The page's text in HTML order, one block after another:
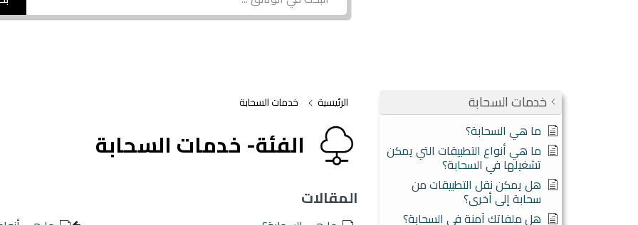
خدمات السحابة
ما هي السحابة؟
ما هي أنواع التطبيقات التي يمكن
تشغيلها في السحابة؟
هل يمكن نقل التطبيقات من
سحابة إلى أخرى؟
هل ملفاتك آمنة في السحابة؟
الرئيسية خدمات السحابة
الفئة- خدمات السحابة
المقالات